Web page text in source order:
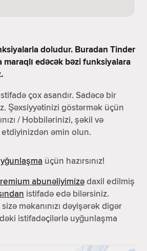
doludur. Buradan Tinder
edəcək bəzi funksiyalara
çox asandır. Sadəcə bir
Şəxsiyyətinizi göstərmək üçün
/ Hobbilərinizi, şəkil və
etdiyinizdən əmin olun.
üçün hazırsınız!
abunəliyimizədaxil edilmiş
istifadə edə bilərsiniz.
məkanınızı dəyişərək digər
istifadəçilərlə uyğunlaşma